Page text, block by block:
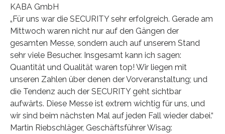
KABA GmbH
„Für uns war die SECURITY sehr erfolgreich. Gerade am
Mittwoch waren nicht nur auf den Gängen der
gesamten Messe, sondern auch auf unserem Stand
sehr viele Besucher. Insgesamt kann ich sagen:
Quantität und Qualität waren top! Wir liegen mit
unseren Zahlen über denen der Vorveranstaltung; und
die Tendenz auch der SECURITY geht sichtbar
aufwärts. Diese Messe ist extrem wichtig für uns, und
wir sind beim nächsten Mal auf jeden Fall wieder dabei.“
Martin Riebschläger, Geschäftsführer Wisag: